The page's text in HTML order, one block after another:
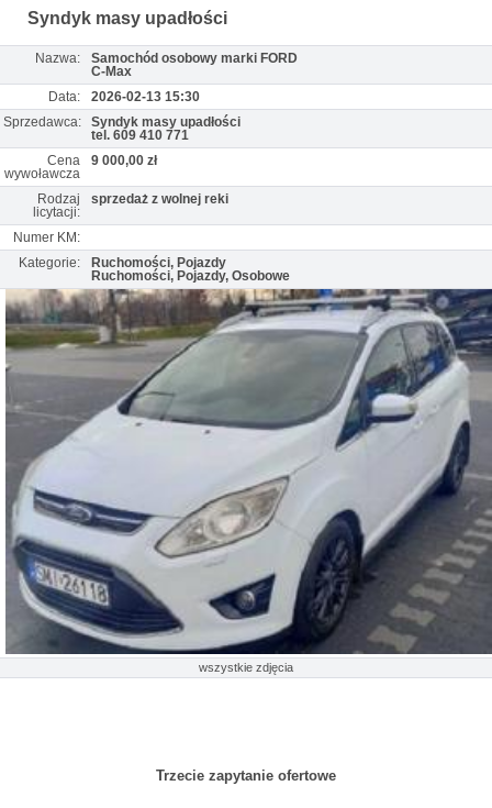
Syndyk masy upadłości
Nazwa:
Samochód osobowy marki FORD
C-Max
Data:
2026-02-13 15:30
Sprzedawca:
Syndyk masy upadłości
tel. 609 410 771
Cena
wywoławcza
9 000,00 zł
Rodzaj
licytacji:
sprzedaż z wolnej reki
Numer KM:
Kategorie:
Ruchomości, Pojazdy
Ruchomości, Pojazdy, Osobowe
wszystkie zdjęcia
Trzecie zapytanie ofertowe